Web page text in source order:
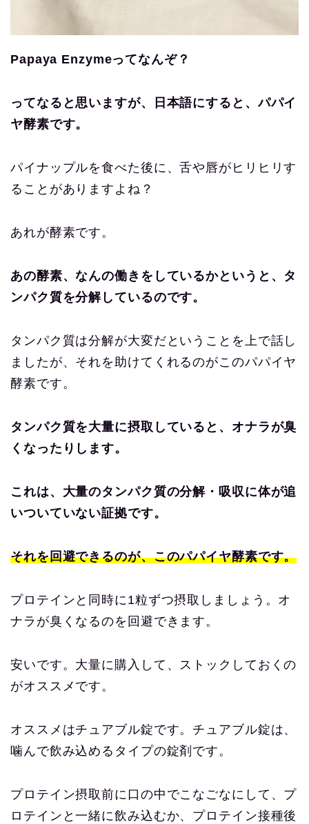
Papaya Enzymeってなんぞ？
ってなると思いますが、日本語にすると、パパイ
ヤ酵素です。
パイナップルを食べた後に、舌や唇がヒリヒリす
ることがありますよね？
あれが酵素です。
あの酵素、なんの働きをしているかというと、タ
ンパク質を分解しているのです。
タンパク質は分解が大変だということを上で話し
ましたが、それを助けてくれるのがこのパパイヤ
酵素です。
タンパク質を大量に摂取していると、オナラが臭
くなったりします。
これは、大量のタンパク質の分解・吸収に体が追
いついていない証拠です。
それを回避できるのが、このパパイヤ酵素です。
プロテインと同時に1粒ずつ摂取しましょう。オ
ナラが臭くなるのを回避できます。
安いです。大量に購入して、ストックしておくの
がオススメです。
オススメはチュアブル錠です。チュアブル錠は、
噛んで飲み込めるタイプの錠剤です。
プロテイン摂取前に口の中でこなごなにして、プ
ロテインと一緒に飲み込むか、プロテイン接種後